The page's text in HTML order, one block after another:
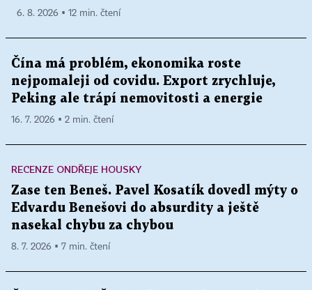
6. 8. 2026 ▪ 12 min. čtení
Čína má problém, ekonomika roste
nejpomaleji od covidu. Export zrychluje,
Peking ale trápí nemovitosti a energie
16. 7. 2026 ▪ 2 min. čtení
RECENZE ONDŘEJE HOUSKY
Zase ten Beneš. Pavel Kosatík dovedl mýty o
Edvardu Benešovi do absurdity a ještě
nasekal chybu za chybou
8. 7. 2026 ▪ 7 min. čtení